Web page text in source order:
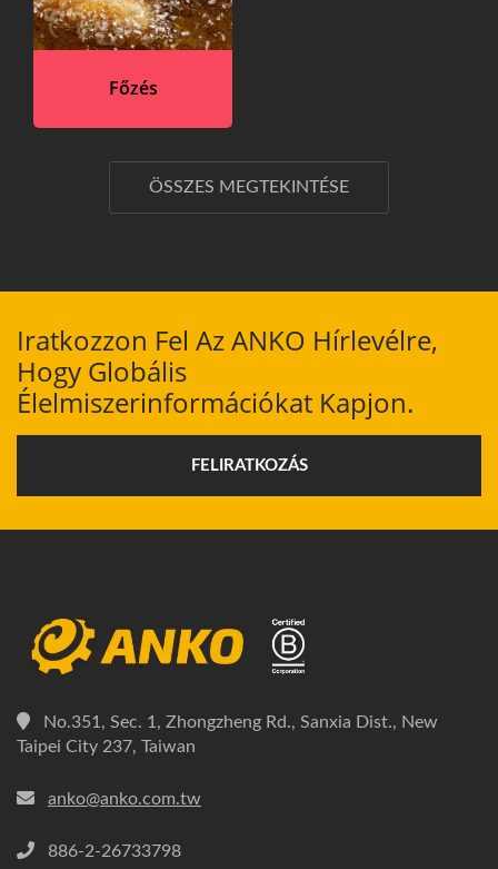
Főzés
ÖSSZES MEGTEKINTÉSE
Iratkozzon Fel Az ANKO Hírlevélre,
Hogy Globális
Élelmiszerinformációkat Kapjon.
FELIRATKOZÁS
No.351, Sec. 1, Zhongzheng Rd., Sanxia Dist., New
Taipei City 237, Taiwan
anko@anko.com.tw
886-2-26733798